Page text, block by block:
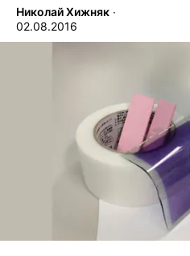
Николай Хижняк ∙
02.08.2016